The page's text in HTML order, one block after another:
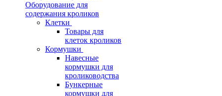
Оборудование для
содержания кроликов
Клетки
Товары для
клеток кроликов
Кормушки
Навесные
кормушки для
кролиководства
Бункерные
кормушки для